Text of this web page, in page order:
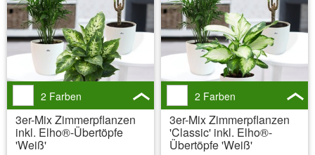
2 Farben
3er-Mix Zimmerpflanzen
inkl. Elho®-Übertöpfe
'Weiß'
2 Farben
3er-Mix Zimmerpflanzen
'Classic' inkl. Elho®-
Übertöpfe 'Weiß'